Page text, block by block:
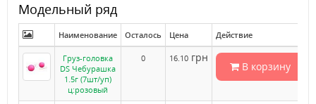
Модельный ряд
Наименование Осталось Цена Действие
Груз-головка
DS Чебурашка
1.5г (7шт/уп)
ц:розовый
0 16.10 грн
В корзину